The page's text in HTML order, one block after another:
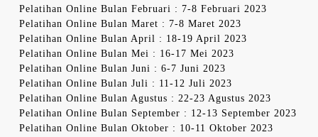
Pelatihan Online Bulan Februari : 7-8 Februari 2023
Pelatihan Online Bulan Maret : 7-8 Maret 2023
Pelatihan Online Bulan April : 18-19 April 2023
Pelatihan Online Bulan Mei : 16-17 Mei 2023
Pelatihan Online Bulan Juni : 6-7 Juni 2023
Pelatihan Online Bulan Juli : 11-12 Juli 2023
Pelatihan Online Bulan Agustus : 22-23 Agustus 2023
Pelatihan Online Bulan September : 12-13 September 2023
Pelatihan Online Bulan Oktober : 10-11 Oktober 2023